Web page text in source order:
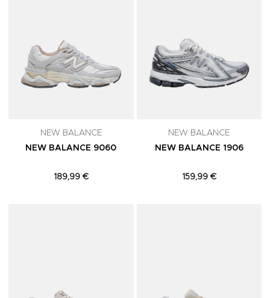
NEW BALANCE
NEW BALANCE 9060
189,99 €
NEW BALANCE
NEW BALANCE 1906
159,99 €